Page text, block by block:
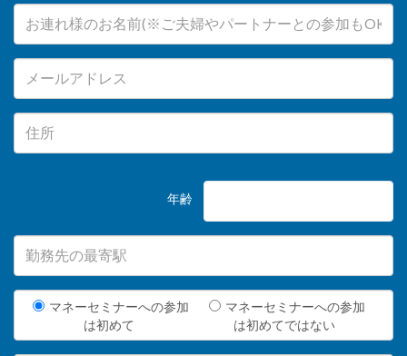
年齢
マネーセミナーへの参加
は初めて
マネーセミナーへの参加
は初めてではない